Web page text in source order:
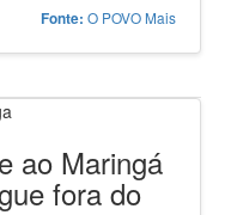
Fonte: O POVO Mais
ao Maringá
fora do